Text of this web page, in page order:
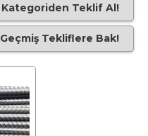
Kategoriden Teklif Al!
Geçmiş Tekliflere Bak!